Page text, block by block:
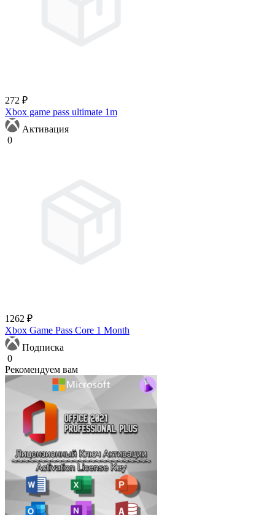
272 ₽
Xbox game pass ultimate 1m
Активация
0
1262 ₽
Xbox Game Pass Core 1 Month
Подписка
0
Рекомендуем вам